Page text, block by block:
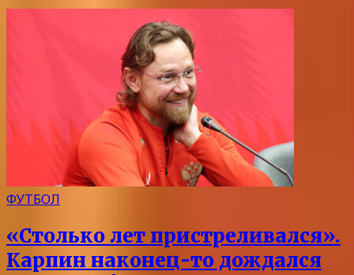
ФУТБОЛ
«Столько лет пристреливался».
Карпин наконец-то дождался